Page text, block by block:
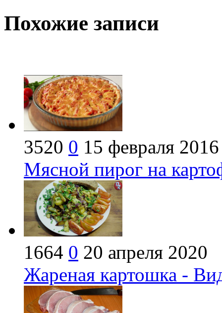
Похожие записи
3520 0 15 февраля 2016
Мясной пирог на
1664 0 20 апреля 2020
Жареная картошка -